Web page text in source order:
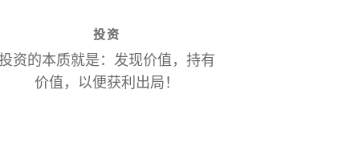
投资
资的本质就是：发现价值，持有
价值，以便获利出局！